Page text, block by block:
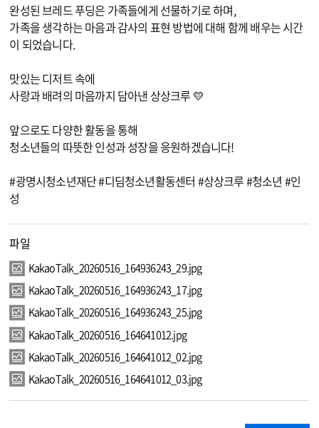
완성된 브레드 푸딩은 가족들에게 선물하기로 하며,
가족을 생각하는 마음과 감사의 표현 방법에 대해 함께 배우는 시간
이 되었습니다.
맛있는 디저트 속에
사랑과 배려의 마음까지 담아낸 상상크루 💛
앞으로도 다양한 활동을 통해
청소년들의 따뜻한 인성과 성장을 응원하겠습니다!
#광명시청소년재단 #디딤청소년활동센터 #상상크루 #청소년 #인
성
파일
KakaoTalk_20260516_164936243_29.jpg
KakaoTalk_20260516_164936243_17.jpg
KakaoTalk_20260516_164936243_25.jpg
KakaoTalk_20260516_164641012.jpg
KakaoTalk_20260516_164641012_02.jpg
KakaoTalk_20260516_164641012_03.jpg